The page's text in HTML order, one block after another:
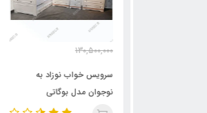
130,500,000
98,500,000 تومان
سرویس خواب نوزاد به
نوجوان مدل بوگاتی